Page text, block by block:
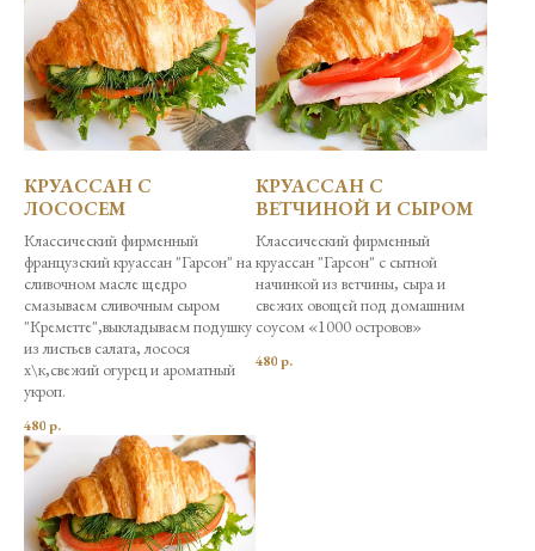
КРУАССАН С
ЛОСОСЕМ
Классический фирменный
французский круассан "Гарсон" на
сливочном масле щедро
смазываем сливочным сыром
"Креметте",выкладываем подушку
из листьев салата, лосося
х\к,свежий огурец и ароматный
укроп.
480р.
КРУАССАН С
ВЕТЧИНОЙ И СЫРОМ
Классический фирменный
круассан "Гарсон" с сытной
начинкой из ветчины, сыра и
свежих овощей под домашним
соусом «1000 островов»
480р.